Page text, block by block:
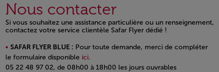
Nous contacter
Si vous souhaitez une assistance particulière ou un renseignement,
contactez votre service clientèle Safar Flyer dédié !
SAFAR FLYER BLUE : Pour toute demande, merci de compléter
le formulaire disponible ici.
05 22 48 97 02, de 08h00 à 18h00 les jours ouvrables